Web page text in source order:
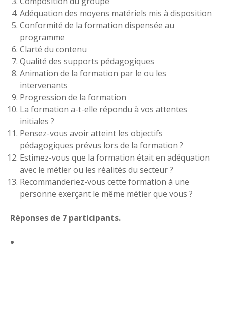
Adéquation des moyens matériels mis à disposition
Conformité de la formation dispensée au
programme
Clarté du contenu
Qualité des supports pédagogiques
Animation de la formation par le ou les
intervenants
Progression de la formation
La formation a-t-elle répondu à vos attentes
initiales ?
Pensez-vous avoir atteint les objectifs
pédagogiques prévus lors de la formation ?
Estimez-vous que la formation était en adéquation
avec le métier ou les réalités du secteur ?
Recommanderiez-vous cette formation à une
personne exerçant le même métier que vous ?
Réponses de 7 participants.